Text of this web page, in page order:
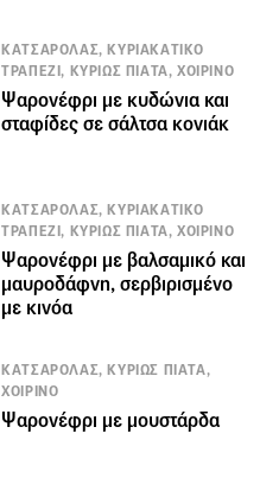
ΚΑΤΣΑΡΟΛΑΣ, ΚΥΡΙΑΚΑΤΙΚΟ
ΤΡΑΠΕΖΙ, ΚΥΡΙΩΣ ΠΙΑΤΑ, ΧΟΙΡΙΝΟ
Ψαρονέφρι με κυδώνια και
σταφίδες σε σάλτσα κονιάκ
ΚΑΤΣΑΡΟΛΑΣ, ΚΥΡΙΑΚΑΤΙΚΟ
ΤΡΑΠΕΖΙ, ΚΥΡΙΩΣ ΠΙΑΤΑ, ΧΟΙΡΙΝΟ
Ψαρονέφρι με βαλσαμικό και
μαυροδάφνη, σερβιρισμένο
με κινόα
ΚΑΤΣΑΡΟΛΑΣ, ΚΥΡΙΩΣ ΠΙΑΤΑ,
ΧΟΙΡΙΝΟ
Ψαρονέφρι με μουστάρδα